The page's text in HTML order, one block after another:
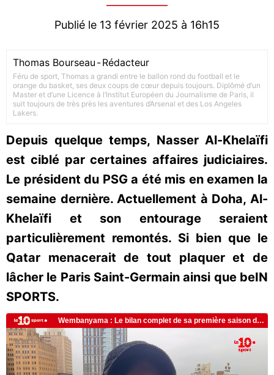
Publié le 13 février 2025 à 16h15
Thomas Bourseau -Rédacteur
Féru de sport, Thomas a grandi entre le ballon rond du football et le
orange du basket, ses deux coups de cœur depuis toujours. Diplômé d’un
Master et d’une Licence à l’Institut Européen du Journalisme de Paris, il
suit toujours de très près les aventures d’Arsenal et des Los Angeles
Lakers.
Depuis quelque temps, Nasser Al-Khelaïfi
est ciblé par certaines affaires judiciaires.
Le président du PSG a été mis en examen la
semaine dernière. Actuellement à Doha, Al-
Khelaïfi et son entourage seraient
particulièrement remontés. Si bien que le
Qatar menacerait de tout plaquer et de
lâcher le Paris Saint-Germain ainsi que beIN
SPORTS.